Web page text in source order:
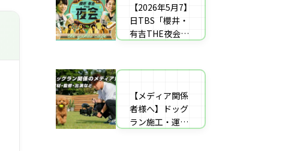
【2026年5月7】
日TBS「櫻井・
有吉THE夜会」
さんのご実家の
を施工
【メディア関係
者様へ】ドッグ
ラン施工・運営
自宅の庭にドッ
グラン計画の完
全ガイド：DIY
デメリット）を